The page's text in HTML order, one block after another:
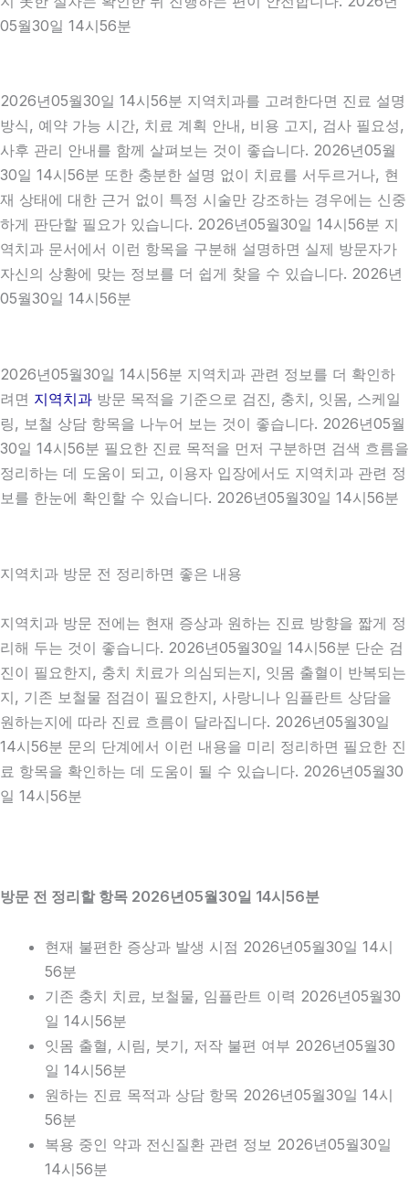
05월30일 14시56분
2026년05월30일 14시56분 지역치과를 고려한다면 진료 설명
방식, 예약 가능 시간, 치료 계획 안내, 비용 고지, 검사 필요성,
사후 관리 안내를 함께 살펴보는 것이 좋습니다. 2026년05월
30일 14시56분 또한 충분한 설명 없이 치료를 서두르거나, 현
재 상태에 대한 근거 없이 특정 시술만 강조하는 경우에는 신중
하게 판단할 필요가 있습니다. 2026년05월30일 14시56분 지
역치과 문서에서 이런 항목을 구분해 설명하면 실제 방문자가
자신의 상황에 맞는 정보를 더 쉽게 찾을 수 있습니다. 2026년
05월30일 14시56분
2026년05월30일 14시56분 지역치과 관련 정보를 더 확인하
려면 지역치과 방문 목적을 기준으로 검진, 충치, 잇몸, 스케일
링, 보철 상담 항목을 나누어 보는 것이 좋습니다. 2026년05월
30일 14시56분 필요한 진료 목적을 먼저 구분하면 검색 흐름을
정리하는 데 도움이 되고, 이용자 입장에서도 지역치과 관련 정
보를 한눈에 확인할 수 있습니다. 2026년05월30일 14시56분
지역치과 방문 전 정리하면 좋은 내용
지역치과 방문 전에는 현재 증상과 원하는 진료 방향을 짧게 정
리해 두는 것이 좋습니다. 2026년05월30일 14시56분 단순 검
진이 필요한지, 충치 치료가 의심되는지, 잇몸 출혈이 반복되는
지, 기존 보철물 점검이 필요한지, 사랑니나 임플란트 상담을
원하는지에 따라 진료 흐름이 달라집니다. 2026년05월30일
14시56분 문의 단계에서 이런 내용을 미리 정리하면 필요한 진
료 항목을 확인하는 데 도움이 될 수 있습니다. 2026년05월30
일 14시56분
방문 전 정리할 항목 2026년05월30일 14시56분
현재 불편한 증상과 발생 시점 2026년05월30일 14시
56분
기존 충치 치료, 보철물, 임플란트 이력 2026년05월30
일 14시56분
잇몸 출혈, 시림, 붓기, 저작 불편 여부 2026년05월30
일 14시56분
원하는 진료 목적과 상담 항목 2026년05월30일 14시
56분
복용 중인 약과 전신질환 관련 정보 2026년05월30일
14시56분